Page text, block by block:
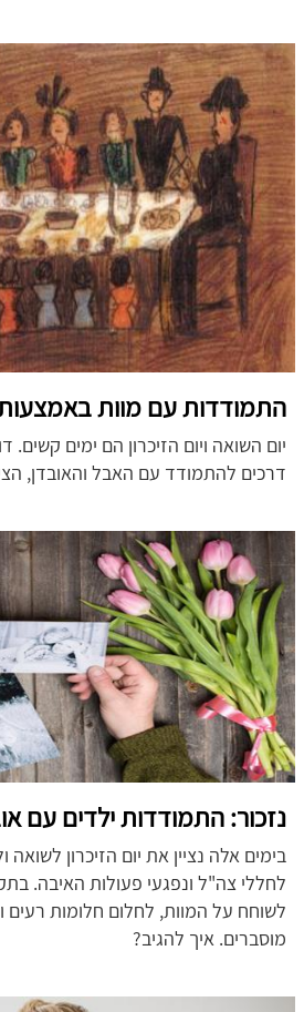
התמודדות עם מוות באמצעות
יום השואה ויום הזיכרון הם ימים קשים.
דרכים להתמודד עם האבל והאובדן,
נזכור: התמודדות ילדים עם
בימים אלה נציין את יום הזיכרון לשואה
לחללי צה"ל ונפגעי פעולות האיבה.
לשוחח על המוות, לחלום חלומות
מוסברים. איך להגיב?